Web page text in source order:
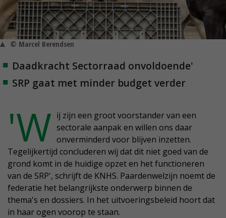
© Marcel Berendsen
Daadkracht Sectorraad onvoldoende'
SRP gaat met minder budget verder
'W ij zijn een groot voorstander van een
sectorale aanpak en willen ons daar
onverminderd voor blijven inzetten.
Tegelijkertijd concluderen wij dat dit niet goed van de
grond komt in de huidige opzet en het functioneren
van de SRP', schrijft de KNHS. Paardenwelzijn noemt de
federatie het belangrijkste onderwerp binnen de
thema's en dossiers. In het uitvoeringsbeleid hoort dat
in haar ogen voorop te staan.